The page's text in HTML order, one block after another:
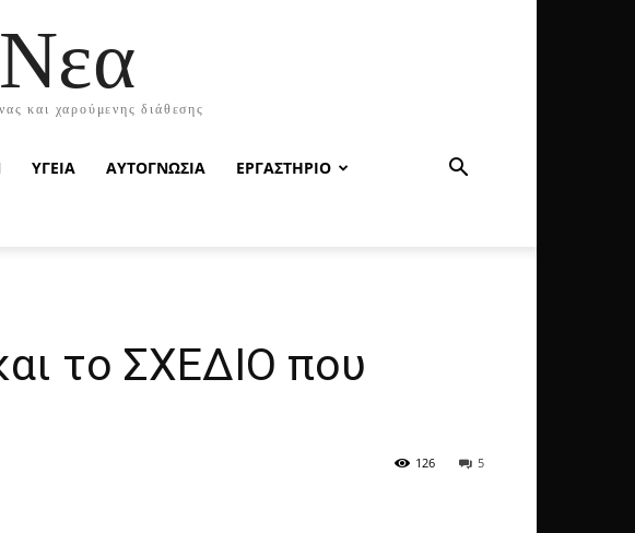
και χαρούμενης διάθεσης
ΥΓΕΙΑ ΑΥΤΟΓΝΩΣΙΑ ΕΡΓΑΣΤΗΡΙΟ
το ΣΧΕΔΙΟ που
5
126